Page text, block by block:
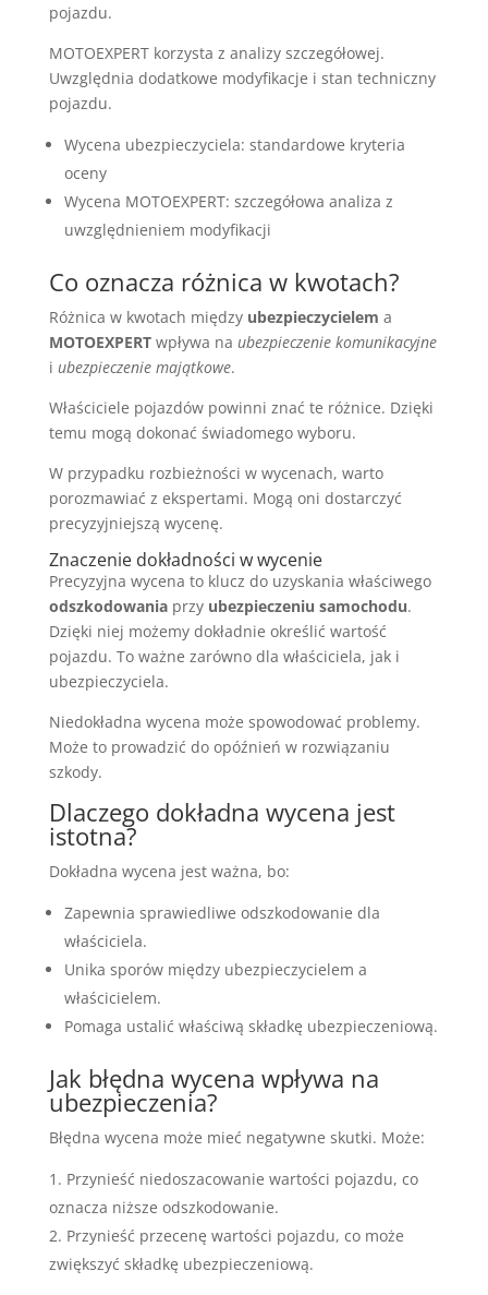
pojazdu.
MOTOEXPERT korzysta z analizy szczegółowej.
Uwzględnia dodatkowe modyfikacje i stan techniczny
pojazdu.
Wycena ubezpieczyciela: standardowe kryteria
oceny
Wycena MOTOEXPERT: szczegółowa analiza z
uwzględnieniem modyfikacji
Co oznacza różnica w kwotach?
Różnica w kwotach między ubezpieczycielem a
MOTOEXPERTwpływa na ubezpieczenie komunikacyjne
i ubezpieczenie majątkowe.
Właściciele pojazdów powinni znać te różnice. Dzięki
temu mogą dokonać świadomego wyboru.
W przypadku rozbieżności w wycenach, warto
porozmawiać z ekspertami. Mogą oni dostarczyć
precyzyjniejszą wycenę.
Znaczenie dokładności w wycenie
Precyzyjna wycena to klucz do uzyskania właściwego
odszkodowaniaprzy ubezpieczeniu samochodu.
Dzięki niej możemy dokładnie określić wartość
pojazdu. To ważne zarówno dla właściciela, jak i
ubezpieczyciela.
Niedokładna wycena może spowodować problemy.
Może to prowadzić do opóźnień w rozwiązaniu
szkody.
Dlaczego dokładna wycena jest
istotna?
Dokładna wycena jest ważna, bo:
Zapewnia sprawiedliwe odszkodowanie dla
właściciela.
Unika sporów między ubezpieczycielem a
właścicielem.
Pomaga ustalić właściwą składkę ubezpieczeniową.
Jak błędna wycena wpływa na
ubezpieczenia?
Błędna wycena może mieć negatywne skutki. Może:
Przynieść niedoszacowanie wartości pojazdu, co
oznacza niższe odszkodowanie.
Przynieść przecenę wartości pojazdu, co może
zwiększyć składkę ubezpieczeniową.